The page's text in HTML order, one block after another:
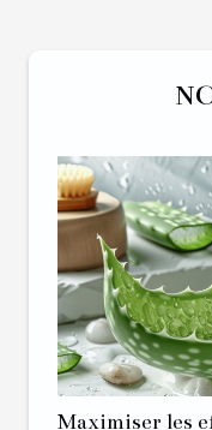
Maximiser les